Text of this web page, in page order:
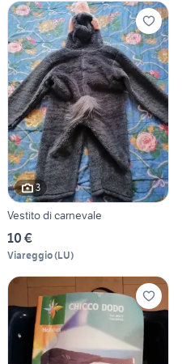
3
Vestito di carnevale
10 €
Viareggio(LU)